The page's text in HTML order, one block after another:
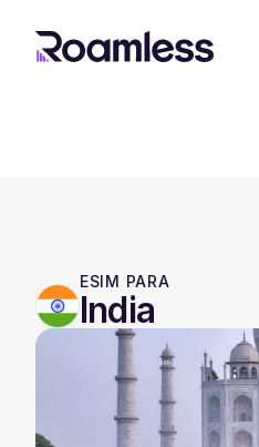
ESIM PARA
India